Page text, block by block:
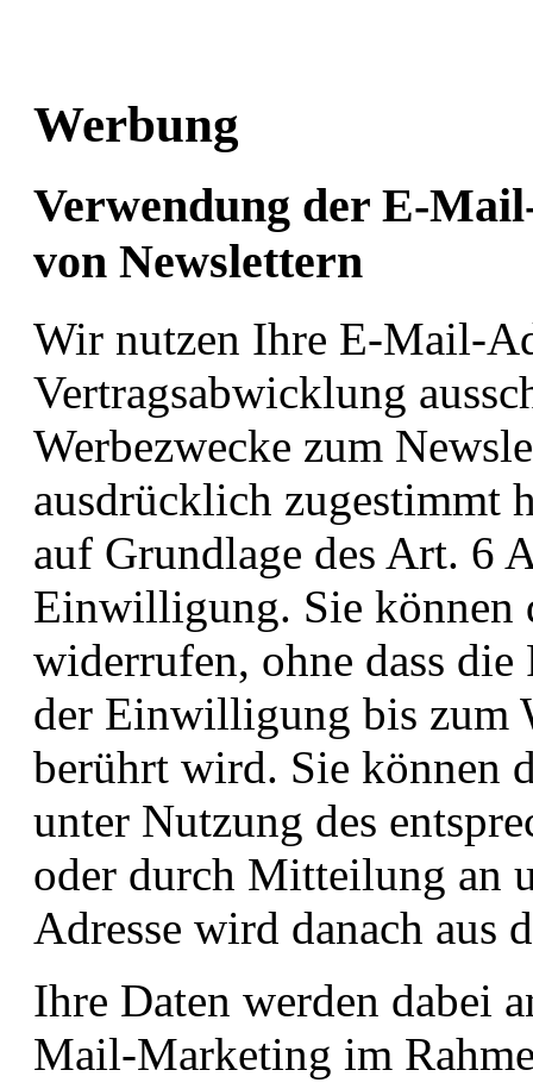
Werbung
Verwendung der E-
von Newslettern
Wir nutzen Ihre E-Mail-
Vertragsabwicklung
Werbezwecke zum
ausdrücklich zugestimmt
auf Grundlage des Art. 6
Einwilligung. Sie
widerrufen, ohne dass
der Einwilligung bis zum
berührt wird. Sie können
unter Nutzung des
oder durch Mitteilung an
Adresse wird danach aus
Ihre Daten werden dabei
Mail-Marketing im